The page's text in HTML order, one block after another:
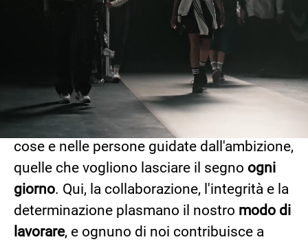
, il lavoro è una sfida che
affrontiamoinsieme.
Crediamo nelle idee che fanno progredire le
cose e nelle persone guidate dall'ambizione,
quelle che vogliono lasciare il segno ogni
giorno. Qui, la collaborazione, l'integrità e la
determinazione plasmano il nostro modo di
lavorare, e ognuno di noi contribuisce a